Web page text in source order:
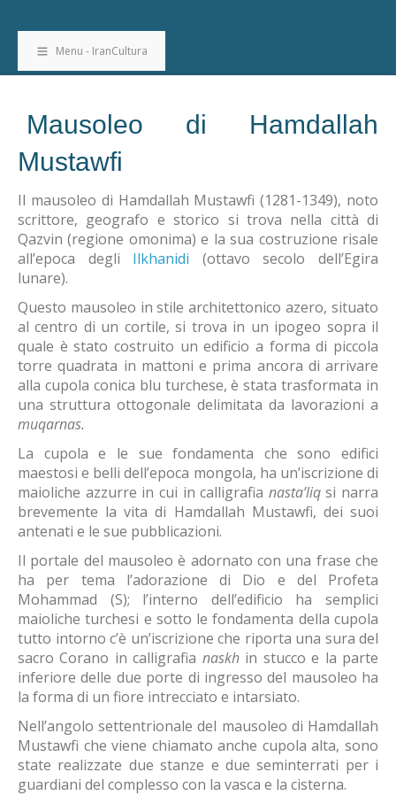
Menu - IranCultura
Mausoleo di Hamdallah
Mustawfi
Il mausoleo di Hamdallah Mustawfi (1281-1349), noto
scrittore, geografo e storico si trova nella città di
Qazvin (regione omonima) e la sua costruzione risale
all’epoca degli Ilkhanidi (ottavo secolo dell’Egira
lunare).
Questo mausoleo in stile architettonico azero, situato
al centro di un cortile, si trova in un ipogeo sopra il
quale è stato costruito un edificio a forma di piccola
torre quadrata in mattoni e prima ancora di arrivare
alla cupola conica blu turchese, è stata trasformata in
una struttura ottogonale delimitata da lavorazioni a
muqarnas.
La cupola e le sue fondamenta che sono edifici
maestosi e belli dell’epoca mongola, ha un’iscrizione di
maioliche azzurre in cui in calligrafia nasta’liqsi narra
brevemente la vita di Hamdallah Mustawfi, dei suoi
antenati e le sue pubblicazioni.
Il portale del mausoleo è adornato con una frase che
ha per tema l’adorazione di Dio e del Profeta
Mohammad (S); l’interno dell’edificio ha semplici
maioliche turchesi e sotto le fondamenta della cupola
tutto intorno c’è un’iscrizione che riporta una sura del
sacro Corano in calligrafia naskhin stucco e la parte
inferiore delle due porte di ingresso del mausoleo ha
la forma di un fiore intrecciato e intarsiato.
Nell’angolo settentrionale del mausoleo di Hamdallah
Mustawfi che viene chiamato anche cupola alta, sono
state realizzate due stanze e due seminterrati per i
guardiani del complesso con la vasca e la cisterna.